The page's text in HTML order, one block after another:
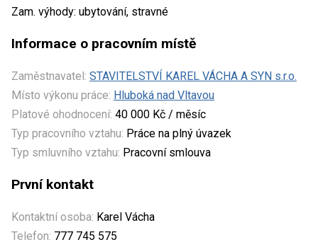
Zam. výhody: ubytování, stravné
Informace o pracovním místě
Zaměstnavatel: STAVITELSTVÍ KAREL VÁCHA A SYN s.r.o.
Místo výkonu práce: Hluboká nad Vltavou
Platové ohodnocení: 40 000 Kč / měsíc
Typ pracovního vztahu: Práce na plný úvazek
Typ smluvního vztahu: Pracovní smlouva
První kontakt
Kontaktní osoba: Karel Vácha
Telefon: 777 745 575